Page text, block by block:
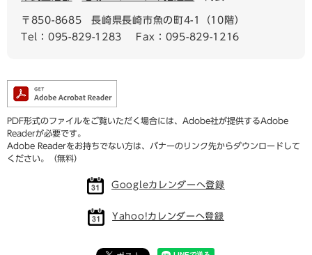
〒850-8685
長崎県長崎市魚の町4-1（10階）
Tel：095-829-1283
Fax：095-829-1216
PDF形式のファイルをご覧いただく場合には、Adobe社が提供するAdobe
Readerが必要です。
Adobe Readerをお持ちでない方は、バナーのリンク先からダウンロードして
ください。（無料）
Googleカレンダーへ登録
Yahoo!カレンダーへ登録